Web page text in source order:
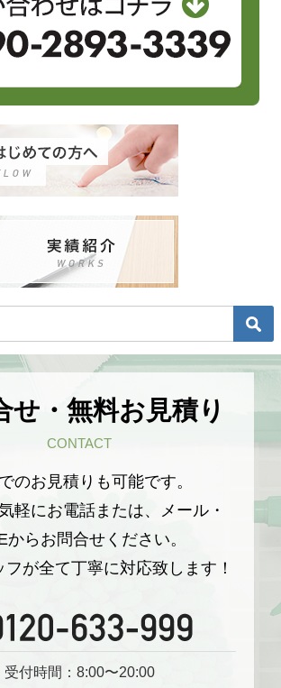
せ・無料お見積り
CONTACT
のお見積りも可能です。
軽にお電話または、メール・
からお問合せください。
フが全て丁寧に対応致します！
受付時間：8:00〜20:00